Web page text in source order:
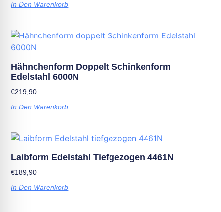
In Den Warenkorb
Hähnchenform Doppelt Schinkenform
Edelstahl 6000N
€219,90
In Den Warenkorb
Laibform Edelstahl Tiefgezogen 4461N
€189,90
In Den Warenkorb